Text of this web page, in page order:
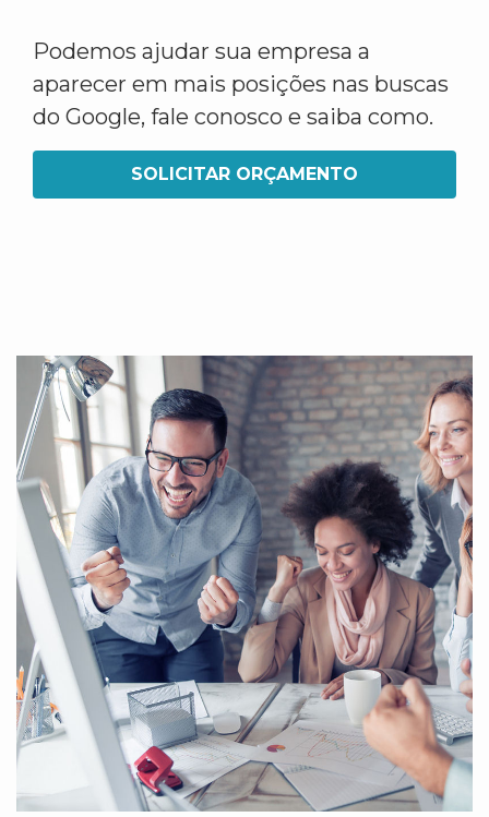
Podemos ajudar sua empresa a
aparecer em mais posições nas buscas
do Google, fale conosco e saiba como.
SOLICITAR ORÇAMENTO